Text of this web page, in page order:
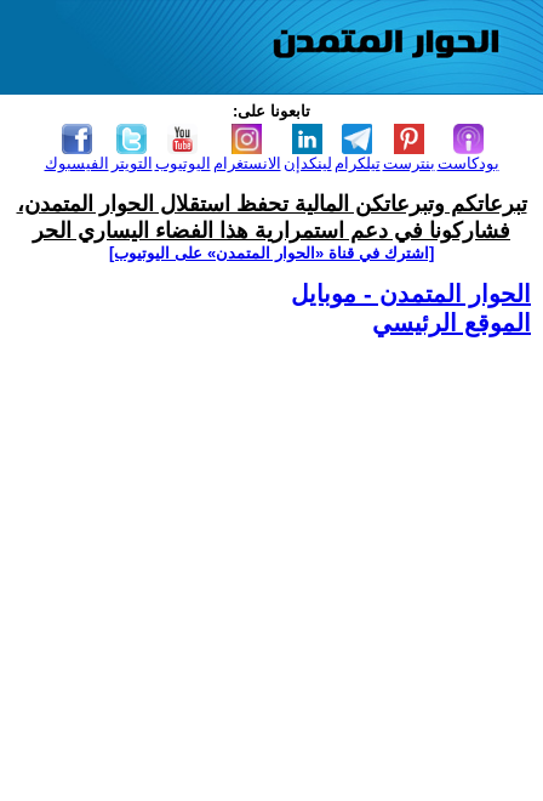
تابعونا على:
الفيسبوك التويتر اليوتيوب الانستغرام لينكدإن تيلكرامبنترست بودكاست
تبرعاتكم وتبرعاتكن المالية تحفظ استقلال الحوار المتمدن،
فشاركونا في دعم استمرارية هذا الفضاء اليساري الحر
[اشترك في قناة ‫«الحوار المتمدن» على اليوتيوب]
الحوار المتمدن - موبايل
الموقع الرئيسي